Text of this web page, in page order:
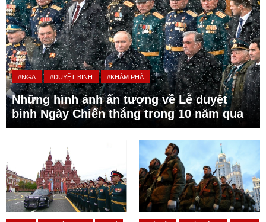
#NGA #DUYỆT BINH #KHÁM PHÁ
Những hình ảnh ấn tượng về Lễ duyệt
binh Ngày Chiến thắng trong 10 năm qua